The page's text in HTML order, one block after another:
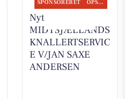
SPONSORERET OPSLAGSTAVLEN
Nyt fra
MIDTSJÆLLANDS
KNALLERTSERVIC
E V/JAN SAXE
ANDERSEN